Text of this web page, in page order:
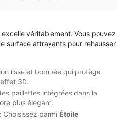
excelle véritablement. Vous pouvez
surface attrayants pour rehausser
lisse et bombée qui protège
3D.
paillettes intégrées dans la
plus élégant.
Choisissez parmi Étoile